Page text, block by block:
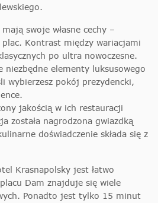
swoje własne cechy –
plac. Kontrast między wariacjami
po ultra nowoczesne.
niezbędne elementy luksusowego
wybierzesz pokój prezydencki,
jakością w ich restauracji
została nagrodzona gwiazdką
doświadczenie składa się z
Krasnapolsky jest łatwo
Dam znajduje się wiele
Ponadto jest tylko 15 minut